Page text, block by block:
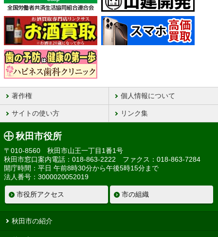
著作権 個人情報について
サイトの使い方 リンク集
秋田市役所
〒010-8560 秋田市山王一丁目1番1号
秋田市窓口案内電話：018-863-2222 ファクス：018-863-7284
開庁時間：平日 午前8時30分から午後5時15分まで
法人番号：3000020052019
市役所アクセス 市の組織
秋田市の紹介